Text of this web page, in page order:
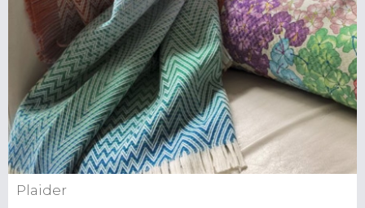
Plaider
Entre
møbler
Havemøbler
Accessories
Puder
Plaider
Malerier
&
Kunst